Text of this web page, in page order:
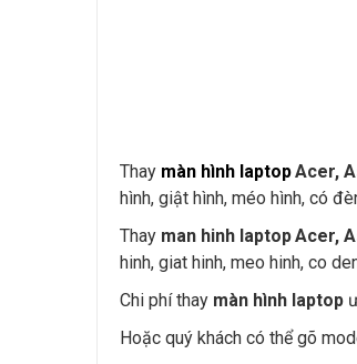
Thay màn hình laptopAcer,
hình, giật hình, méo hình, có
Thay man hinh laptopAcer,
hinh, giat hinh, meo hinh, co
Chi phí thay màn hình laptop
Hoặc quý khách có thể gõ